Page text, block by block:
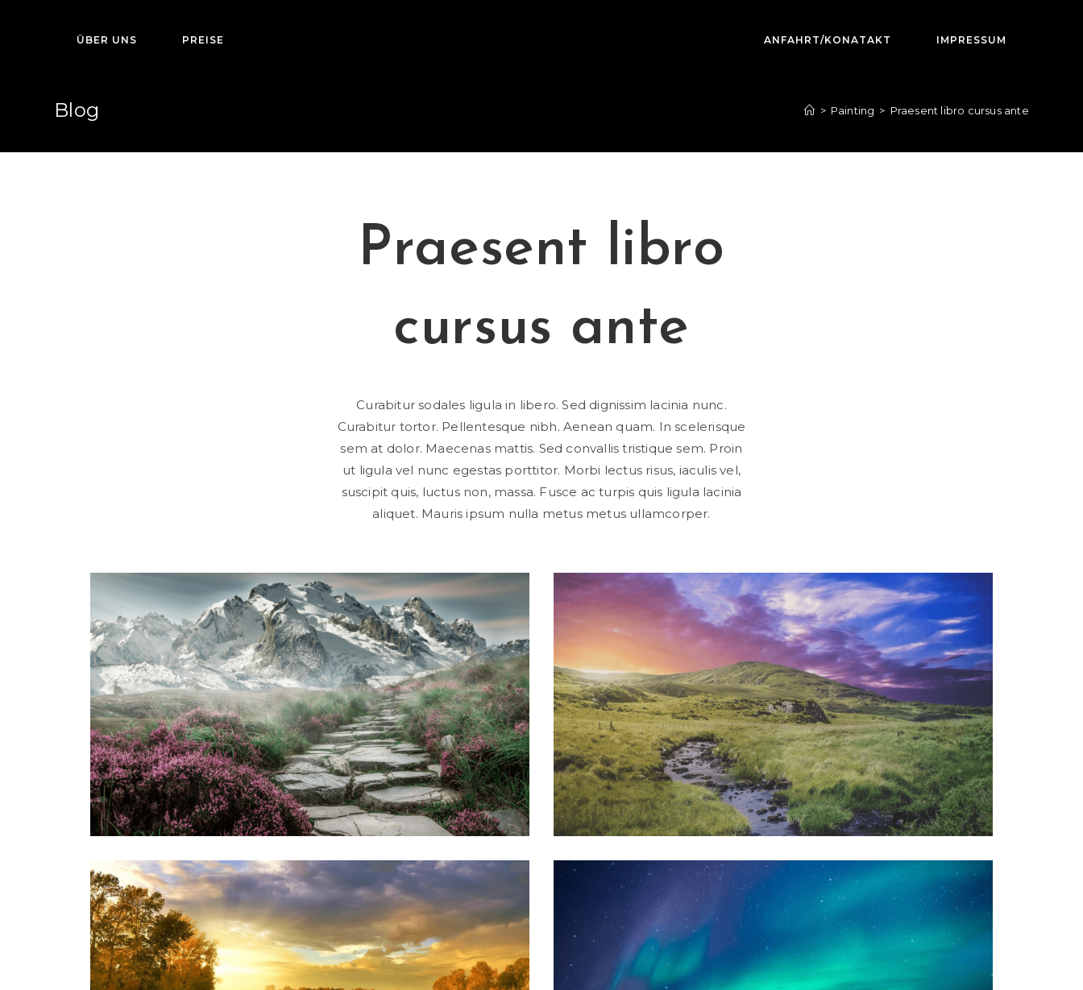
ÜBER UNS PREISE ANFAHRT/KONATAKT IMPRESSUM
Blog > Painting > Praesent libro cursus ante
Praesent libro
cursus ante
Curabitur sodales ligula in libero. Sed dignissim lacinia nunc.
Curabitur tortor. Pellentesque nibh. Aenean quam. In scelerisque
sem at dolor. Maecenas mattis. Sed convallis tristique sem. Proin
ut ligula vel nunc egestas porttitor. Morbi lectus risus, iaculis vel,
suscipit quis, luctus non, massa. Fusce ac turpis quis ligula lacinia
aliquet. Mauris ipsum nulla metus metus ullamcorper.